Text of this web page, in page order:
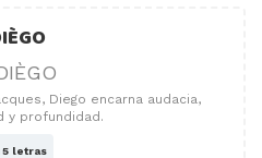
Diego encarna audacia,
y profundidad.
5 letras